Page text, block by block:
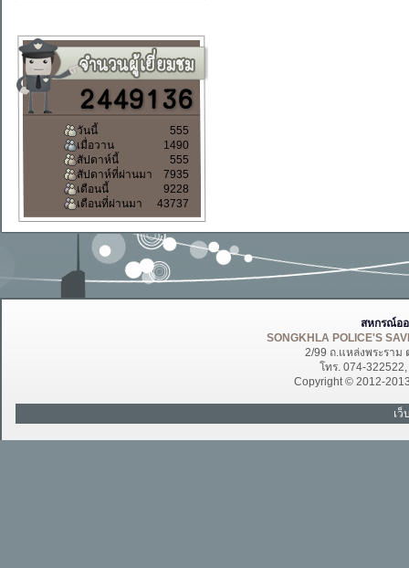
วันนี้
555
เมื่อวาน
1490
สัปดาห์นี้
555
สัปดาห์ที่ผ่านมา
7935
เดือนนี้
9228
เดือนที่ผ่านมา
43737
สหกรณ์อ
SONGKHLA POLICE'S
2/99 ถ.แหล่งพระราม
โทร. 074-
Copyright © 2012-
เ